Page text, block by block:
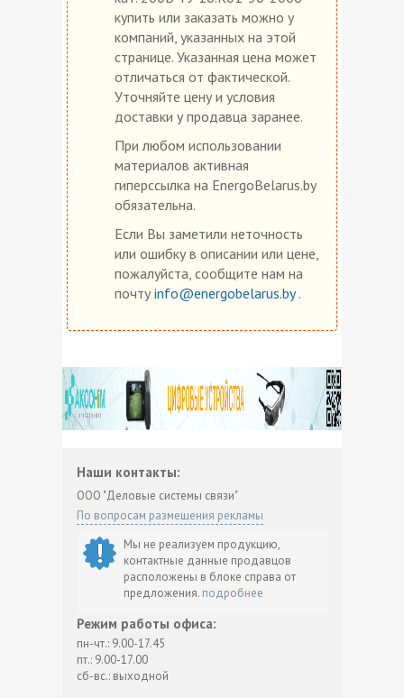
купить или заказать можно у
компаний, указанных на этой
странице. Указанная цена может
отличаться от фактической.
Уточняйте цену и условия
доставки у продавца заранее.
При любом использовании
материалов активная
гиперссылка на EnergoBelarus.by
обязательна.
Если Вы заметили неточность
или ошибку в описании или цене,
пожалуйста, сообщите нам на
почту info@energobelarus.by.
Наши контакты:
ООО "Деловые системы связи"
По вопросам размещения рекламы
Мы не реализуем продукцию,
контактные данные продавцов
расположены в блоке справа от
предложения. подробнее
Режим работы офиса:
пн-чт.: 9.00-17.45
пт.: 9.00-17.00
сб-вс.: выходной